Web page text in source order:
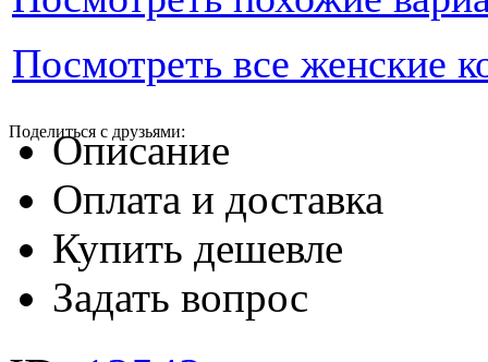
Посмотреть все женские
Поделиться с друзьями:
Описание
Оплата и доставка
Купить дешевле
Задать вопрос